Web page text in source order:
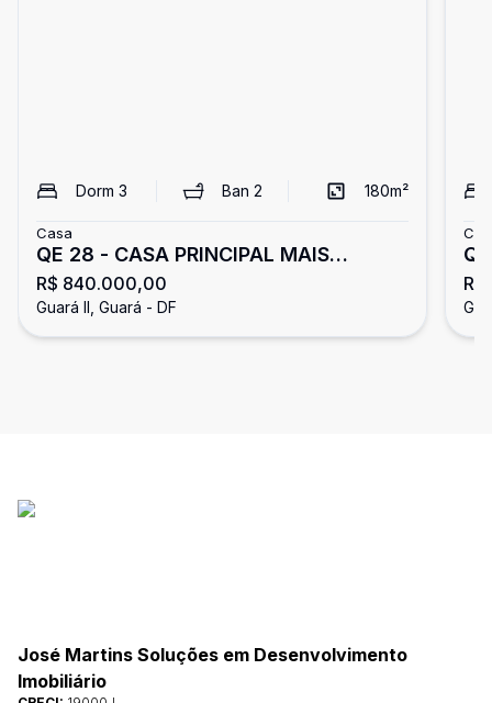
Dorm 3 Ban2 180m²
Casa
QE 28 - CASA PRINCIPAL MAIS
EDÍCULA - 03 QUARTOS SENDO UMA
SUÍTE - ACEITA FINANCIAMENTO -
R$ 840.000,00
Guará II, Guará - DF
José Martins Soluções em Desenvolvimento
Imobiliário